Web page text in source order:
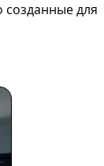
созданные для